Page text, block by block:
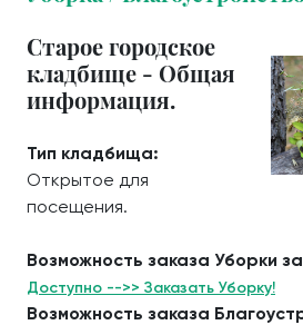
Старое городское
кладбище - Общая
информация.
Тип кладбища:
Открытое для
посещения.
Возможность заказа Уборки
Доступно -->> Заказать Уборку!
Возможность заказа